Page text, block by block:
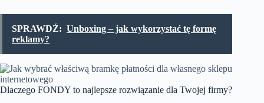
SPRAWDŹ: Unboxing – jak wykorzystać tę formę
reklamy?
Dlaczego FONDY to najlepsze rozwiązanie dla Twojej firmy?